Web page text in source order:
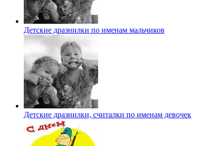
Детские дразнилки по именам мальчиков
Детские дразнилки, считалки по именам девочек